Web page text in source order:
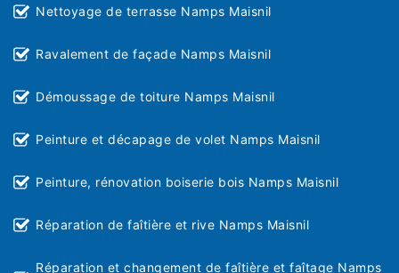
Nettoyage de terrasse Namps Maisnil
Ravalement de façade Namps Maisnil
Démoussage de toiture Namps Maisnil
Peinture et décapage de volet Namps Maisnil
Peinture, rénovation boiserie bois Namps Maisnil
Réparation de faîtière et rive Namps Maisnil
Réparation et changement de faîtière et faîtage Namps